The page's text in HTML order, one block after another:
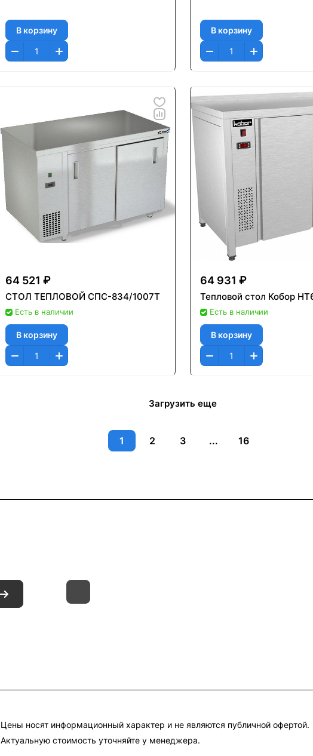
В корзину В корзину
64 521 ₽
СТОЛ ТЕПЛОВОЙ СПС-834/1007Т
Есть в наличии
В корзину
64 931 ₽
Тепловой стол Кобор
Есть в наличии
В корзину
Загрузить еще
1 2 3 ... 16
Цены носят информационный характер и не являются публичной офертой.
Актуальную стоимость уточняйте у менеджера.